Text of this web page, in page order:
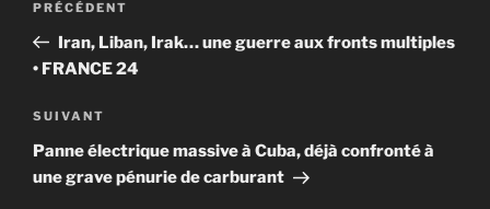
l’article
Article
précédent
PRÉCÉDENT
Iran, Liban, Irak… une guerre aux fronts multiples
• FRANCE 24
Article
suivant
SUIVANT
Panne électrique massive à Cuba, déjà confronté à
une grave pénurie de carburant